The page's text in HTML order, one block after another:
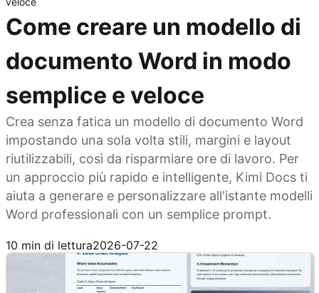
Come creare un modello di
documento Word in modo
semplice e veloce
Crea senza fatica un modello di documento Word
impostando una sola volta stili, margini e layout
riutilizzabili, così da risparmiare ore di lavoro. Per
un approccio più rapido e intelligente, Kimi Docs ti
aiuta a generare e personalizzare all'istante modelli
Word professionali con un semplice prompt.
10 min di lettura2026-07-22